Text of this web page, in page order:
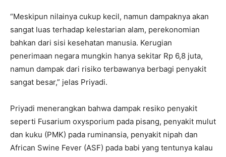
“Meskipun nilainya cukup kecil, namun dampaknya akan
sangat luas terhadap kelestarian alam, perekonomian
bahkan dari sisi kesehatan manusia. Kerugian
penerimaan negara mungkin hanya sekitar Rp 6,8 juta,
namun dampak dari risiko terbawanya berbagi penyakit
sangat besar,” jelas Priyadi.
Priyadi menerangkan bahwa dampak resiko penyakit
seperti Fusarium oxysporium pada pisang, penyakit mulut
dan kuku (PMK) pada ruminansia, penyakit nipah dan
African Swine Fever (ASF) pada babi yang tentunya kalau